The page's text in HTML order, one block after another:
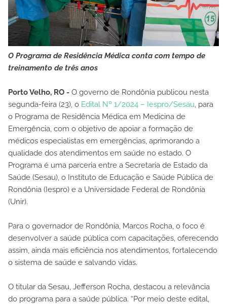
O Programa de Residência Médica conta com tempo de
treinamento de três anos
Porto Velho, RO - O governo de Rondônia publicou nesta
segunda-feira (23), o Edital Nº 1/2024 – Iespro/Sesau , para
o Programa de Residência Médica em Medicina de
Emergência, com o objetivo de apoiar a formação de
médicos especialistas em emergências, aprimorando a
qualidade dos atendimentos em saúde no estado. O
Programa é uma parceria entre a Secretaria de Estado da
Saúde (Sesau), o Instituto de Educação e Saúde Pública de
Rondônia (Iespro) e a Universidade Federal de Rondônia
(Unir).
Para o governador de Rondônia, Marcos Rocha, o foco é
desenvolver a saúde pública com capacitações, oferecendo
assim, ainda mais eficiência nos atendimentos, fortalecendo
o sistema de saúde e salvando vidas.
O titular da Sesau, Jefferson Rocha, destacou a relevância
do programa para a saúde pública. “Por meio deste edital,